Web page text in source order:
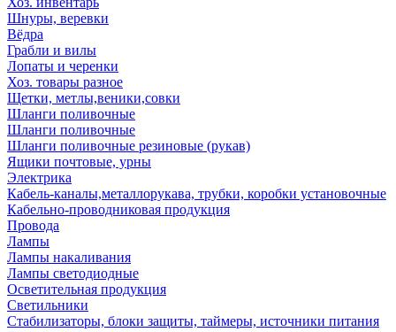
Шнуры, веревки
Вёдра
Грабли и вилы
Лопаты и черенки
Хоз. товары разное
Щетки, метлы,веники,совки
Шланги поливочные
Шланги поливочные
Шланги поливочные резиновые (рукав)
Ящики почтовые, урны
Электрика
Кабель-каналы,металлорукава, трубки, коробки установочные
Кабельно-проводниковая продукция
Провода
Лампы
Лампы накаливания
Лампы светодиодные
Осветительная продукция
Светильники
Стабилизаторы, блоки защиты, таймеры, источники питания